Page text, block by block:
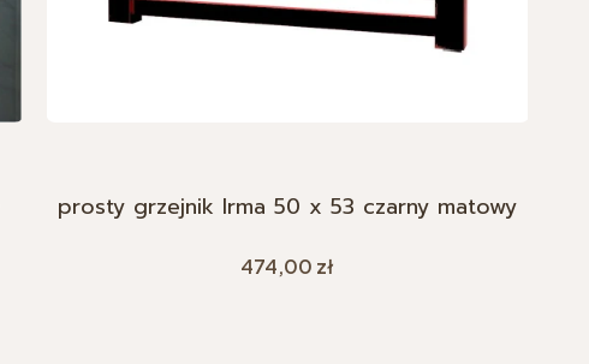
prosty grzejnik Irma 50 x 53 czarny matowy
Cena
474,00 zł